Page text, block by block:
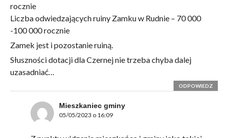
rocznie
Liczba odwiedzających ruiny Zamku w Rudnie – 70 000
-100 000 rocznie
Zamek jest i pozostanie ruiną.
Słuszności dotacji dla Czernej nie trzeba chyba dalej
uzasadniać…
ODPOWIEDZ
Mieszkaniec gminy
05/05/2023 o 16:09